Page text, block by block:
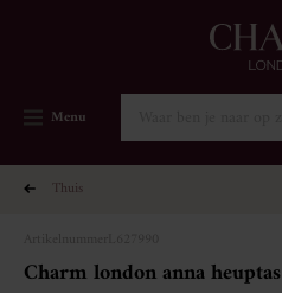
Menu
thuis
charm london anna heuptas